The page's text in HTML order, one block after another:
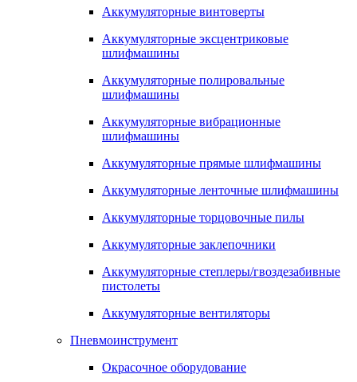
Аккумуляторные винтоверты
Аккумуляторные эксцентриковые
шлифмашины
Аккумуляторные полировальные
шлифмашины
Аккумуляторные вибрационные
шлифмашины
Аккумуляторные прямые шлифмашины
Аккумуляторные ленточные шлифмашины
Аккумуляторные торцовочные пилы
Аккумуляторные заклепочники
Аккумуляторные степлеры/гвоздезабивные
пистолеты
Аккумуляторные вентиляторы
Пневмоинструмент
Окрасочное оборудование